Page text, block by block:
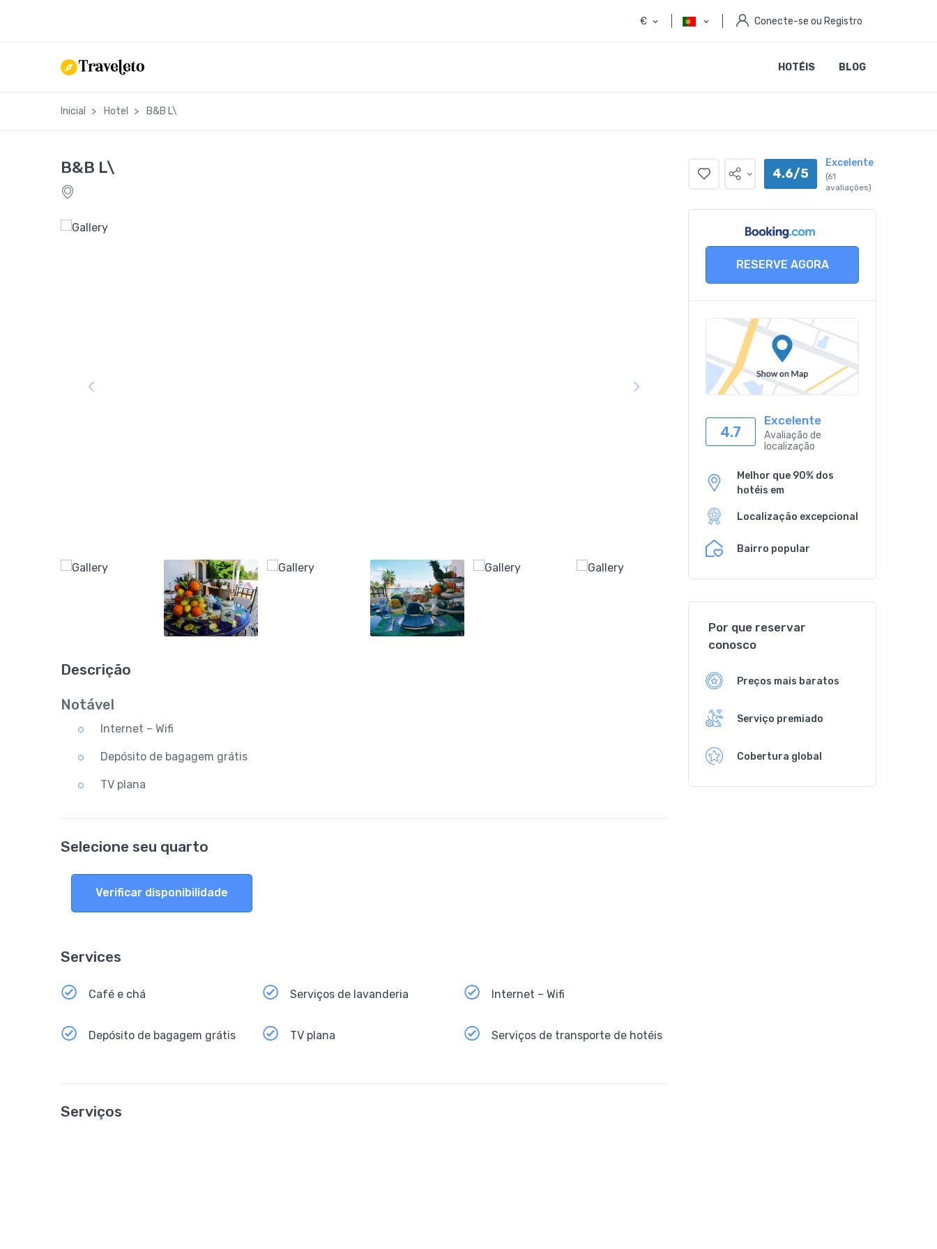
€ Conecte-se ou Registro
HOTÉIS BLOG
Inicial Hotel B&B L\
B&B L\
Descrição
Notável
Internet – Wifi
Depósito de bagagem grátis
TV plana
Selecione seu quarto
Verificar disponibilidade
Services
Café e chá Serviços de lavanderia Internet – Wifi
Depósito de bagagem grátis TV plana Serviços de transporte de hotéis
Serviços
4.6/5
Excelente
(61
avaliações)
RESERVE AGORA
4.7
Excelente
Avaliação de
localização
Melhor que 90% dos
hotéis em
Localização excepcional
Bairro popular
Por que reservar
conosco
Preços mais baratos
Serviço premiado
Cobertura global